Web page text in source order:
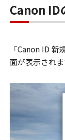
Canon ID
「Canon ID
面が表示されま